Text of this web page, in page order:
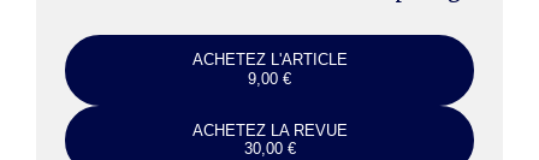
ACHETEZ L'ARTICLE
9,00 €
ACHETEZ LA REVUE
30,00 €